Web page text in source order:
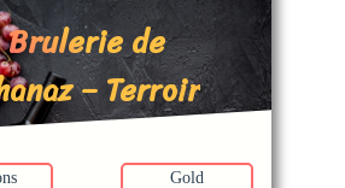
Brulerie de
– Terroir
Café
Gold